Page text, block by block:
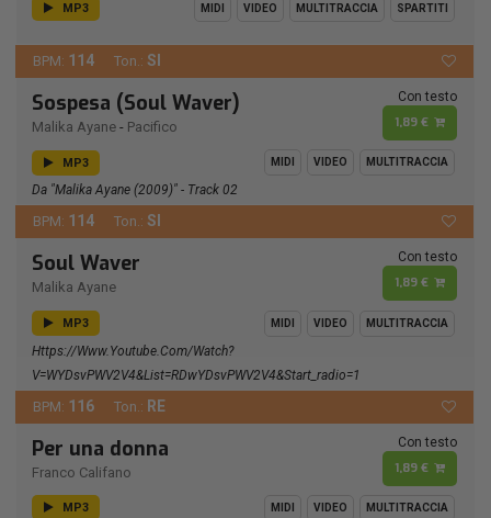
MP3 MIDI VIDEO MULTITRACCIA SPARTITI
BPM: 114 Ton.: SI
Sospesa (Soul Waver)
Malika Ayane - Pacifico
Con testo
1,89 €
MP3 MIDI VIDEO MULTITRACCIA
Da "Malika Ayane (2009)" - Track 02
BPM: 114 Ton.: SI
Soul Waver
Malika Ayane
Con testo
1,89 €
MP3 MIDI VIDEO MULTITRACCIA
Https://www.youtube.com/watch?
V=wYDsvPWV2V4&list=RDwYDsvPWV2V4&start_radio=1
BPM: 116 Ton.: RE
Per una donna
Franco Califano
Con testo
1,89 €
MP3 MIDI VIDEO MULTITRACCIA